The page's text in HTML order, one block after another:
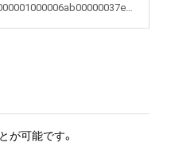
0x000000000001000006ab00000037eec9
が可能です。